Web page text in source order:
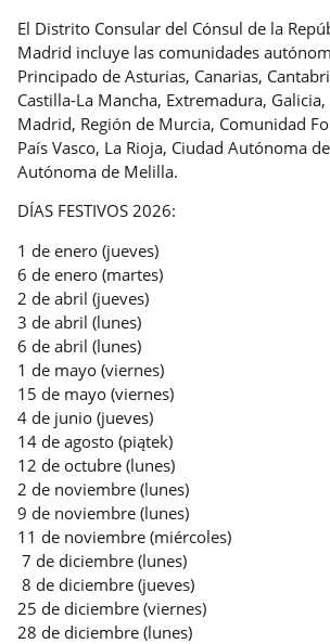
El Distrito Consular del Cónsul de la
Madrid incluye las comunidades
Principado de Asturias, Canarias,
Castilla-La Mancha, Extremadura,
Madrid, Región de Murcia, Comunidad
País Vasco, La Rioja, Ciudad Autónoma
Autónoma de Melilla.
DÍAS FESTIVOS 2026:
1 de enero (jueves)
6 de enero (martes)
2 de abril (jueves)
3 de abril (lunes)
6 de abril (lunes)
1 de mayo (viernes)
15 de mayo (viernes)
4 de junio (jueves)
14 de agosto (piątek)
12 de octubre (lunes)
2 de noviembre (lunes)
9 de noviembre (lunes)
11 de noviembre (miércoles)
7 de diciembre (lunes)
8 de diciembre (jueves)
25 de diciembre (viernes)
28 de diciembre (lunes)